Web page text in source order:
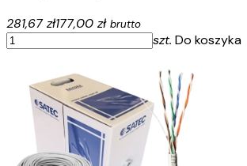
281,67 zł177,00 zł brutto
szt. Do koszyka